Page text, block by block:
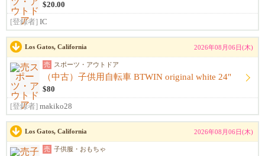
$20.00
[登録者] IC
Los Gatos, California 2026年08月06日(木)
売 スポーツ・アウトドア
（中古）子供用自転車 BTWIN original white 24"
$80
[登録者] makiko28
Los Gatos, California 2026年08月06日(木)
売 子供服・おもちゃ